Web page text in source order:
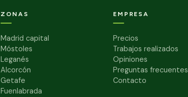
ZONAS
Madrid capital
Móstoles
Leganés
Alcorcón
Getafe
Fuenlabrada
EMPRESA
Precios
Trabajos realizados
Opiniones
Preguntas frecuentes
Contacto